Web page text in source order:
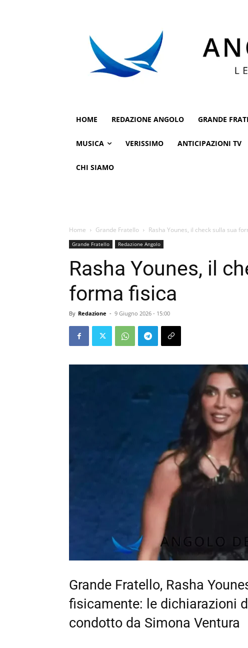
HOME REDAZIONE ANGOLO GRANDE
MUSICA VERISSIMO ANTICIPAZIONI TV
CHI SIAMO
Home Grande Fratello Rasha Younes, il check sulla sua
Grande Fratello Redazione Angolo
Rasha Younes, il
forma fisica
By Redazione - 9 Giugno 2026 - 15:00
Grande Fratello, Rasha
fisicamente: le dichiarazioni
condotto da Simona Ventura